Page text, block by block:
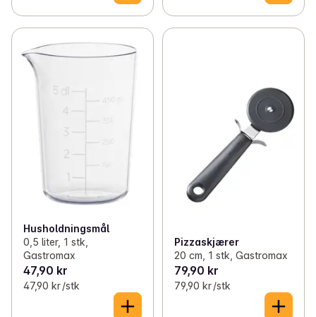
Husholdningsmål
0,5 liter, 1 stk,
Gastromax
47,90 kr
47,90 kr /stk
Pizzaskjærer
20 cm, 1 stk, Gastromax
79,90 kr
79,90 kr /stk